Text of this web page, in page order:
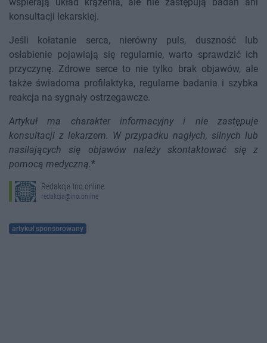
wspierają układ krążenia, ale nie zastępują badań ani
konsultacji lekarskiej.
Jeśli kołatanie serca, nierówny puls, duszność lub
osłabienie pojawiają się regularnie, warto sprawdzić ich
przyczynę. Zdrowe serce to nie tylko brak objawów, ale
także świadoma profilaktyka, regularne badania i szybka
reakcja na sygnały ostrzegawcze.
Artykuł ma charakter informacyjny i nie zastępuje
konsultacji z lekarzem. W przypadku nagłych, silnych lub
nasilających się objawów należy skontaktować się z
pomocą medyczną.*
Redakcja Ino.online
redakcja@ino.online
artykuł sponsorowany